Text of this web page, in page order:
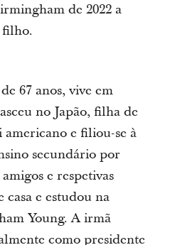
de 2022 a
filho.
67 anos, vive em
no Japão, filha de
americano e filiou-se à
secundário por
e respetivas
e estudou na
Young. A irmã
como presidente